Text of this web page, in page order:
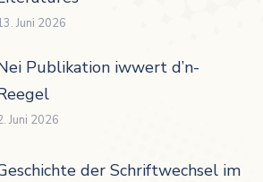
Juni 2026
Publikation iwwert d’n-
Juni 2026
der Schriftwechsel im